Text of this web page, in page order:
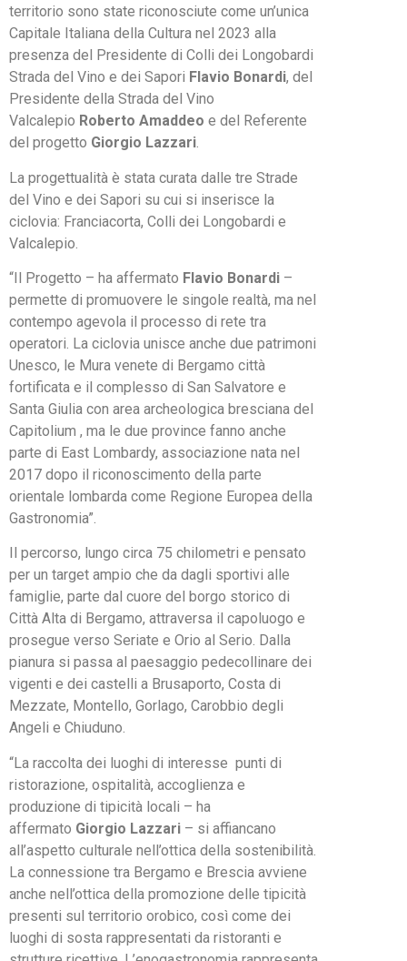
territorio sono state riconosciute come un’unica
Capitale Italiana della Cultura nel 2023 alla
presenza del Presidente di Colli dei Longobardi
Strada del Vino e dei Sapori Flavio Bonardi, del
Presidente della Strada del Vino
Valcalepio Roberto Amaddeo e del Referente
del progetto Giorgio Lazzari.
La progettualità è stata curata dalle tre Strade
del Vino e dei Sapori su cui si inserisce la
ciclovia: Franciacorta, Colli dei Longobardi e
Valcalepio.
“Il Progetto – ha affermato Flavio Bonardi –
permette di promuovere le singole realtà, ma nel
contempo agevola il processo di rete tra
operatori. La ciclovia unisce anche due patrimoni
Unesco, le Mura venete di Bergamo città
fortificata e il complesso di San Salvatore e
Santa Giulia con area archeologica bresciana del
Capitolium , ma le due province fanno anche
parte di East Lombardy, associazione nata nel
2017 dopo il riconoscimento della parte
orientale lombarda come Regione Europea della
Gastronomia”.
Il percorso, lungo circa 75 chilometri e pensato
per un target ampio che da dagli sportivi alle
famiglie, parte dal cuore del borgo storico di
Città Alta di Bergamo, attraversa il capoluogo e
prosegue verso Seriate e Orio al Serio. Dalla
pianura si passa al paesaggio pedecollinare dei
vigenti e dei castelli a Brusaporto, Costa di
Mezzate, Montello, Gorlago, Carobbio degli
Angeli e Chiuduno.
“La raccolta dei luoghi di interesse punti di
ristorazione, ospitalità, accoglienza e
produzione di tipicità locali – ha
affermato Giorgio Lazzari – si affiancano
all’aspetto culturale nell’ottica della sostenibilità.
La connessione tra Bergamo e Brescia avviene
anche nell’ottica della promozione delle tipicità
presenti sul territorio orobico, così come dei
luoghi di sosta rappresentati da ristoranti e